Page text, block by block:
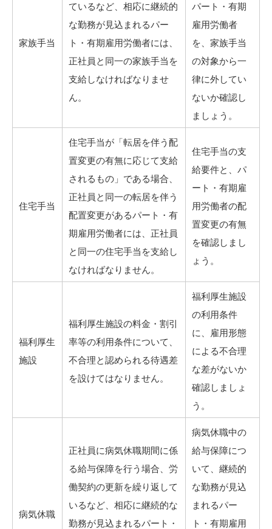
家族手当
ているなど、相応に継続的
な勤務が見込まれるパー
ト・有期雇用労働者には、
正社員と同一の家族手当を
支給しなければなりませ
ん。
パート・有期
雇用労働者
を、家族手当
の対象から一
律に外してい
ないか確認し
ましょう。
住宅手当
住宅手当が「転居を伴う配
置変更の有無に応じて支給
されるもの」である場合、
正社員と同一の転居を伴う
配置変更があるパート・有
期雇用労働者には、正社員
と同一の住宅手当を支給し
なければなりません。
住宅手当の支
給要件と、パ
ート・有期雇
用労働者の配
置変更の有無
を確認しまし
ょう。
福利厚生
施設
福利厚生施設の料金・割引
率等の利用条件について、
不合理と認められる待遇差
を設けてはなりません。
福利厚生施設
の利用条件
に、雇用形態
による不合理
な差がないか
確認しましょ
う。
病気休職
正社員に病気休職期間に係
る給与保障を行う場合、労
働契約の更新を繰り返して
いるなど、相応に継続的な
勤務が見込まれるパート・
病気休職中の
給与保障につ
いて、継続的
な勤務が見込
まれるパー
ト・有期雇用